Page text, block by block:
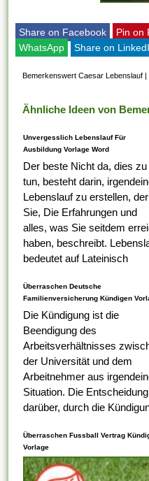
Share on Facebook Pin on
WhatsApp
Share on
Bemerkenswert Caesar Lebenslauf
Ähnliche Ideen von
Unvergesslich Lebenslauf Für
Ausbildung Vorlage Word
Der beste Nicht da, dies zu
tun, besteht darin,
Lebenslauf zu erstellen, der
Sie, Die Erfahrungen und
alles, was Sie seitdem
haben, beschreibt.
bedeutet auf Lateinisch
Tabelle darauf ist,...
Überraschen Deutsche
Familienversicherung Kündigen
Die Kündigung ist die
Beendigung des
Arbeitsverhältnisses
der Universität und dem
Arbeitnehmer aus
Situation. Die Entscheidung
darüber, durch die
ungerecht ist , alternativ
liegt bei dem
Arbeitsaufsichtsbeamten
Überraschen Fussball Vertrag
Vorlage